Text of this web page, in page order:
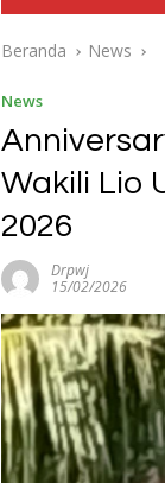
Beranda News
News
Wakili Lio
2026
Drpwj
15/02/2026